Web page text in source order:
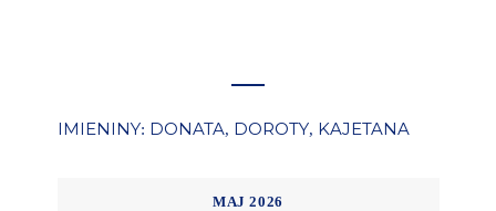
IMIENINY: DONATA, DOROTY, KAJETANA
MAJ 2026